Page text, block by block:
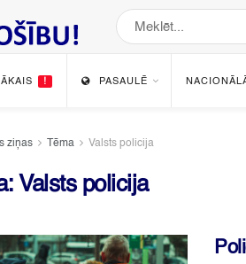
! PASAULĒ
ziņas Tēma Valsts policija
Valsts policija